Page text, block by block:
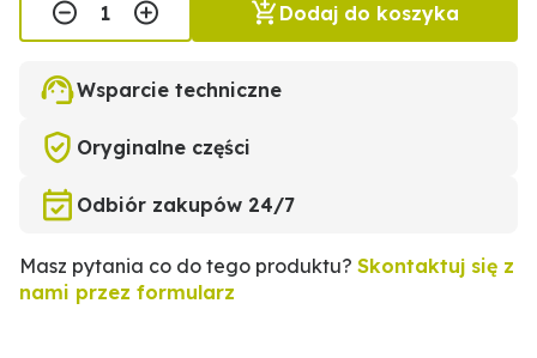
Dodaj do koszyka
Wsparcie techniczne
Oryginalne części
Odbiór zakupów 24/7
Masz pytania co do tego produktu? Skontaktuj się z
nami przez formularz